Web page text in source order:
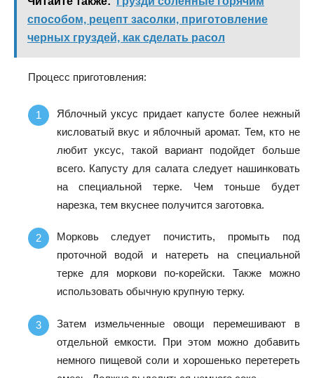
способом, рецепт засолки, приготовление
черных груздей, как сделать расол
Процесс приготовления:
Яблочный уксус придает капусте более нежный
кисловатый вкус и яблочный аромат. Тем, кто не
любит уксус, такой вариант подойдет больше
всего. Капусту для салата следует нашинковать
на специальной терке. Чем тоньше будет
нарезка, тем вкуснее получится заготовка.
Морковь следует почистить, промыть под
проточной водой и натереть на специальной
терке для моркови по-корейски. Также можно
использовать обычную крупную терку.
Затем измельченные овощи перемешивают в
отдельной емкости. При этом можно добавить
немного пищевой соли и хорошенько перетереть